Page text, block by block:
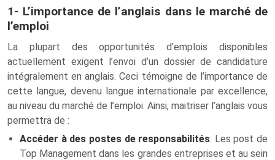
1- L’importance de l’anglais dans le marché de
l’emploi
La plupart des opportunités d’emplois disponibles
actuellement exigent l’envoi d’un dossier de candidature
intégralement en anglais. Ceci témoigne de l’importance de
cette langue, devenu langue internationale par excellence,
au niveau du marché de l’emploi. Ainsi, maitriser l’anglais vous
permettra de :
Accéder à des postes de responsabilités: Les post de
Top Management dans les grandes entreprises et au sein